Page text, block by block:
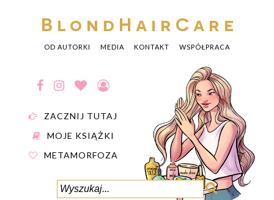
BlondHairCare
OD AUTORKI MEDIA KONTAKT WSPÓŁPRACA
ZACZNIJ TUTAJ
MOJE KSIĄŻKI
METAMORFOZA